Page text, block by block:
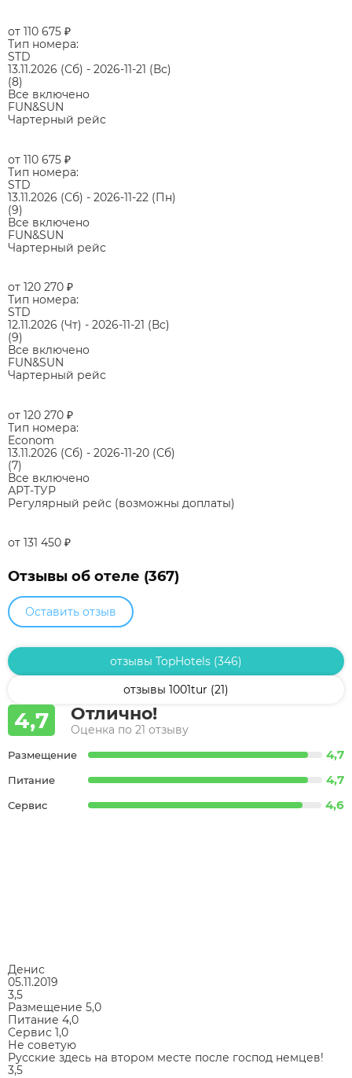
от 110 675 ₽
Тип номера:
STD
13.11.2026 (Сб) - 2026-11-21 (Вс)
(8)
Все включено
FUN&SUN
Чартерный рейс
от 110 675 ₽
Тип номера:
STD
13.11.2026 (Сб) - 2026-11-22 (Пн)
(9)
Все включено
FUN&SUN
Чартерный рейс
от 120 270 ₽
Тип номера:
STD
12.11.2026 (Чт) - 2026-11-21 (Вс)
(9)
Все включено
FUN&SUN
Чартерный рейс
от 120 270 ₽
Тип номера:
Econom
13.11.2026 (Сб) - 2026-11-20 (Сб)
(7)
Все включено
АРТ-ТУР
Регулярный рейс (возможны доплаты)
от 131 450 ₽
Отзывы об отеле (367)
Оставить отзыв
отзывы TopHotels (346)
отзывы 1001tur (21)
4,7 Отлично!
Оценка по 21 отзыву
Размещение 4,7
Питание 4,7
Сервис 4,6
Денис
05.11.2019
3,5
Размещение 5,0
Питание 4,0
Сервис 1,0
Не советую
Русские здесь на втором месте после господ немцев!
3,5